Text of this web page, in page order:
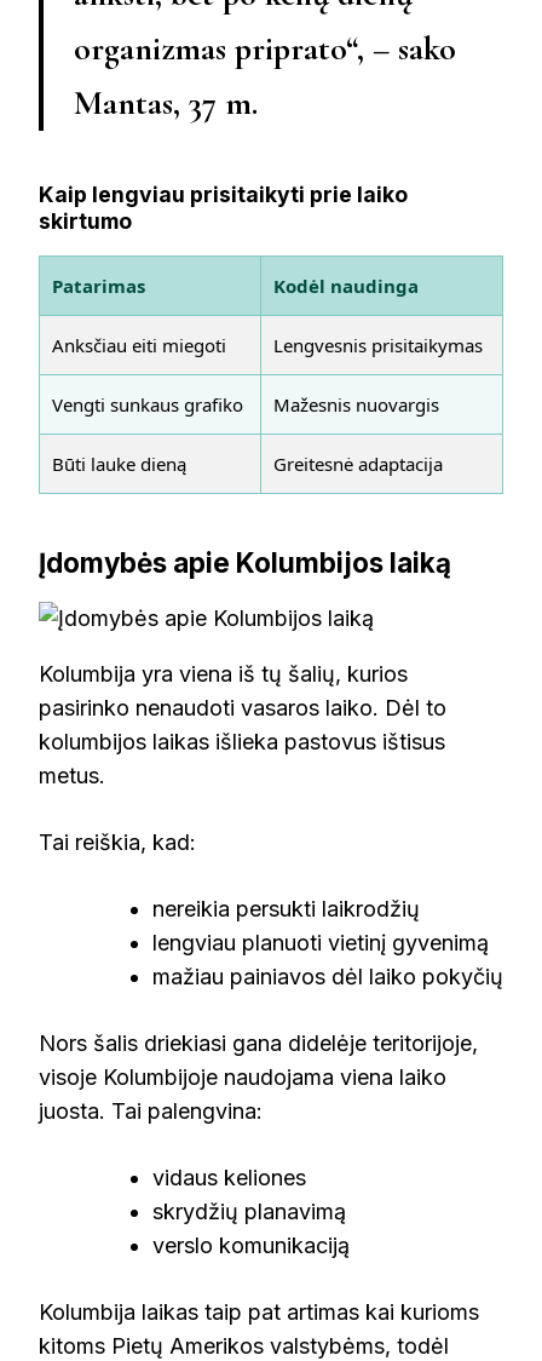
organizmas priprato“, – sako
Mantas, 37 m.
Kaip lengviau prisitaikyti prie laiko
skirtumo
Patarimas Kodėl naudinga
Anksčiau eiti miegoti Lengvesnis prisitaikymas
Vengti sunkaus grafiko Mažesnis nuovargis
Būti lauke dieną Greitesnė adaptacija
Įdomybės apie Kolumbijos laiką
Kolumbija yra viena iš tų šalių, kurios
pasirinko nenaudoti vasaros laiko. Dėl to
kolumbijos laikas išlieka pastovus ištisus
metus.
Tai reiškia, kad:
nereikia persukti laikrodžių
lengviau planuoti vietinį gyvenimą
mažiau painiavos dėl laiko pokyčių
Nors šalis driekiasi gana didelėje teritorijoje,
visoje Kolumbijoje naudojama viena laiko
juosta. Tai palengvina:
vidaus keliones
skrydžių planavimą
verslo komunikaciją
Kolumbija laikas taip pat artimas kai kurioms
kitoms Pietų Amerikos valstybėms, todėl